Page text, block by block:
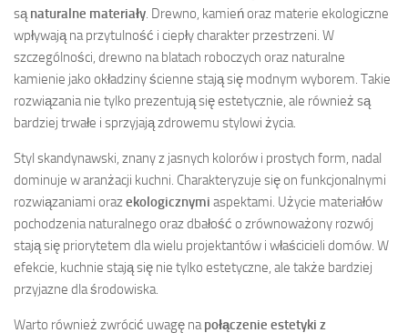
sąnaturalne materiały. Drewno, kamień oraz materie ekologiczne
wpływają na przytulność i ciepły charakter przestrzeni. W
szczególności, drewno na blatach roboczych oraz naturalne
kamienie jako okładziny ścienne stają się modnym wyborem. Takie
rozwiązania nie tylko prezentują się estetycznie, ale również są
bardziej trwałe i sprzyjają zdrowemu stylowi życia.
Styl skandynawski, znany z jasnych kolorów i prostych form, nadal
dominuje w aranżacji kuchni. Charakteryzuje się on funkcjonalnymi
rozwiązaniami orazekologicznymi aspektami. Użycie materiałów
pochodzenia naturalnego oraz dbałość o zrównoważony rozwój
stają się priorytetem dla wielu projektantów i właścicieli domów. W
efekcie, kuchnie stają się nie tylko estetyczne, ale także bardziej
przyjazne dla środowiska.
Warto również zwrócić uwagę napołączenie estetyki z